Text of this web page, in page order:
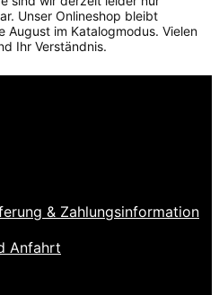
Unser Onlineshop bleibt
August im Katalogmodus. Vielen
Ihr Verständnis.
& Zahlungsinformation
Anfahrt